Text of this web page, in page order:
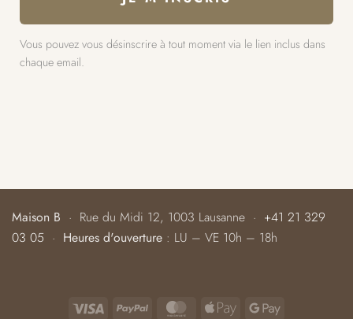
Vous pouvez vous désinscrire à tout moment via le lien inclus dans
chaque email.
Maison B · Rue du Midi 12, 1003 Lausanne · +41 21 329
03 05 · Heures d'ouverture : LU – VE 10h – 18h
Visa PayPal MasterCard
Apple
Google